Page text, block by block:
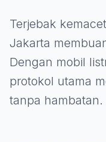
Terjebak
Jakarta
Dengan mobil
protokol utama
tanpa hambatan.